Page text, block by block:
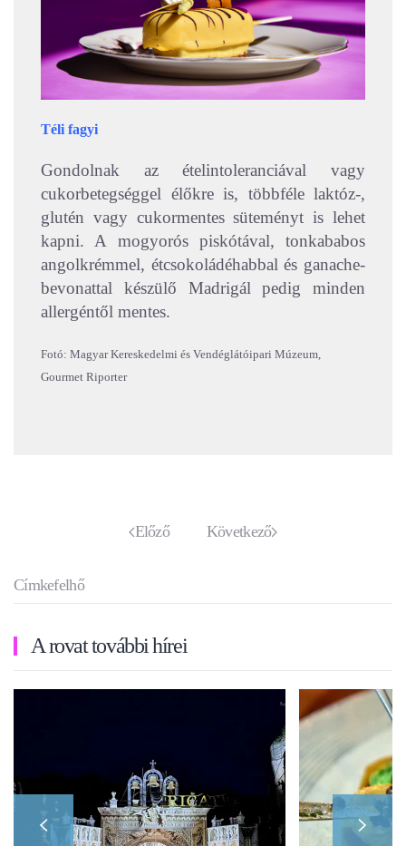
Téli fagyi
Gondolnak az ételintoleranciával vagy
cukorbetegséggel élőkre is, többféle laktóz-,
glutén vagy cukormentes süteményt is lehet
kapni. A mogyorós piskótával, tonkababos
angolkrémmel, étcsokoládéhabbal és ganache-
bevonattal készülő Madrigál pedig minden
allergéntől mentes.
Fotó: Magyar Kereskedelmi és Vendéglátóipari Múzeum,
Gourmet Riporter
Előző Következő
Címkefelhő
A rovat további hírei